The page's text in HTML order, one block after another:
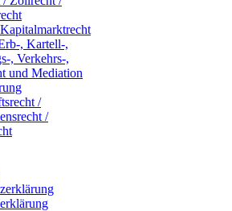
, Kartell-,
, Verkehrs-,
und Mediation
/
/